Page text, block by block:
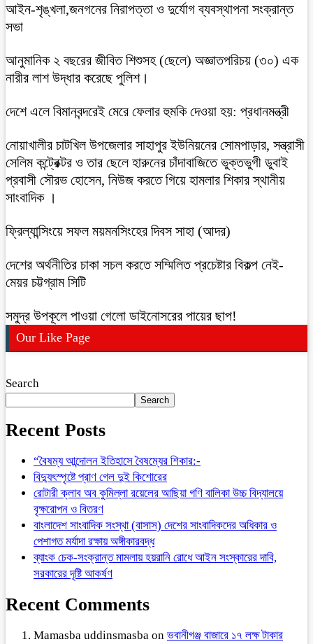
আইন-শৃঙ্খলা,জনগনের নিরাপত্তা ও দুর্যোগ ব্যবস্থাপনা সংক্রান্ত
সভা
আনুমানিক ২ বছরের জীবিত শিশুসহ (ছেলে) অজ্ঞাতপরিচয় (৩০) এক
নারীর লাশ উদ্ধার করেছে পুলিশ।
দেশে এলে বিমানবন্দরেই মেরে ফেলার হুমকি দেওয়া হয়: প্রধানমন্ত্রী
নোয়াখালীর চাটখিল উপজেলার সাহাপুর ইউনিয়নের সোমপাড়ার, সন্ত্রাসী
সেলিম কন্ট্রেক্টর ও তার ছেলে হারুনের চাঁদাবাজিতে ভুক্তভুগী ডুবাই
প্রবাসী সৌরভ হোসেন, নিউজ করতে গিয়ে হামলার শিকার স্থানীয়
সাংবাদিক ।
ফ্রিল্যান্সিংয়ে সফল ময়মনসিংহের দিবস সাহা (আদর)
দেশের অর্থনীতির চাকা সচল করতে সম্মিলিত প্রচেষ্টার বিকল্প নেই-
মেয়র চট্টগ্রাম সিটি
সমুদ্র উপকূলে পাওয়া গেলো ডাইনোসরের পায়ের ছাপ!
Our Like Page
Search
Search
Recent Posts
“বৈষম্য আন্দোলন ইতিহাসে বৈষম্যের শিকার:-
বিদ্যুৎস্পৃষ্টে প্রাণ গেল দুই কিশোরের
রোটারী ক্লাব অব কুমিল্লা রয়েলের আছিয়া গণি বালিকা উচ্চ বিদ্যালয়ে
বৃক্ষরোপন ও বিতরণ
বাংলাদেশ সাংবাদিক সংস্থা (বাসাস) দেশের সাংবাদিকদের অধিকার ও
পেশাগত মর্যাদা রক্ষায় অঙ্গীকারবদ্ধ
ব্যাংক চেক-সংক্রান্ত মামলায় হয়রানি রোধে আইন সংস্কারের দাবি,
সরকারের দৃষ্টি আকর্ষণ
Recent Comments
Mamasba uddinsmasba on ভবানীগঞ্জ বাজারে ১৭ লক্ষ টাকার